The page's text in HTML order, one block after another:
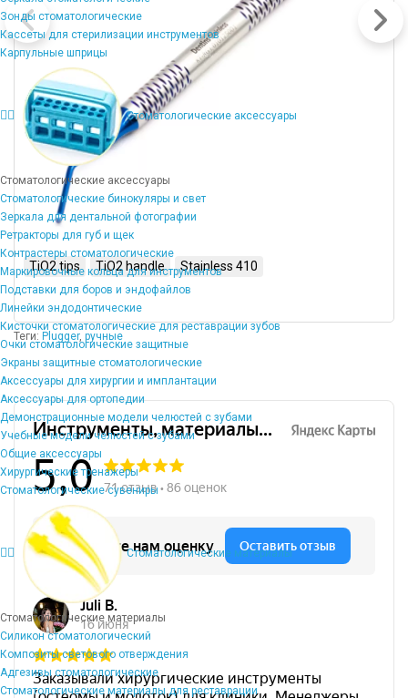
Зонды стоматологические
Кассеты для стерилизации инструментов
Карпульные шприцы
Стоматологические аксессуары
Стоматологические аксессуары
Стоматологические бинокуляры и свет
Зеркала для дентальной фотографии
Ретракторы для губ и щек
Контрастеры стоматологические
Маркировочные кольца для инструментов
Подставки для боров и эндофайлов
Линейки эндодонтические
Кисточки стоматологические для реставрации зубов
Очки стоматологические защитные
Экраны защитные стоматологические
Аксессуары для хирургии и имплантации
Аксессуары для ортопедии
Демонстрационные модели челюстей с зубами
Учебные модели челюстей с зубами
Общие аксессуары
Хирургические тренажеры
Стоматологические сувениры
Стоматологические материалы
Стоматологические материалы
Силикон стоматологический
Композиты светового отверждения
Адгезивы стоматологические
Стоматологические материалы для реставрации
TiO2 tips TiO2 handle Stainless 410
Теги: Plugger, ручные